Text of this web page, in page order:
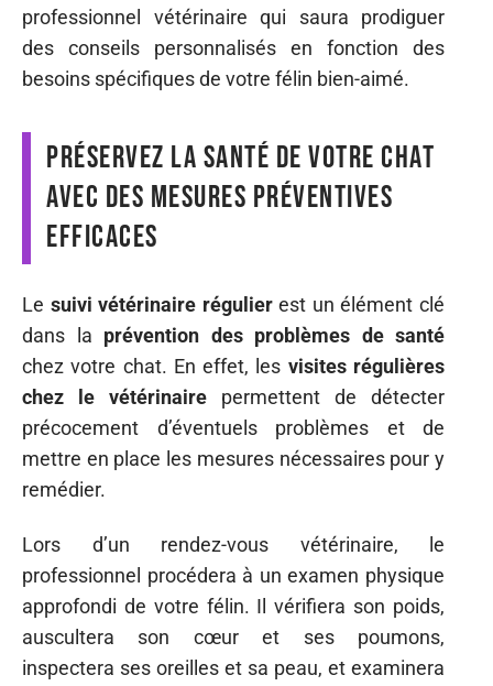
professionnel vétérinaire qui saura prodiguer
des conseils personnalisés en fonction des
besoins spécifiques de votre félin bien-aimé.
Préservez la santé de votre chat
avec des mesures préventives
efficaces
Le suivi vétérinaire régulierest un élément clé
dans la prévention des problèmes de santé
chez votre chat. En effet, les visites régulières
chez le vétérinaire permettent de détecter
précocement d’éventuels problèmes et de
mettre en place les mesures nécessaires pour y
remédier.
Lors d’un rendez-vous vétérinaire, le
professionnel procédera à un examen physique
approfondi de votre félin. Il vérifiera son poids,
auscultera son cœur et ses poumons,
inspectera ses oreilles et sa peau, et examinera